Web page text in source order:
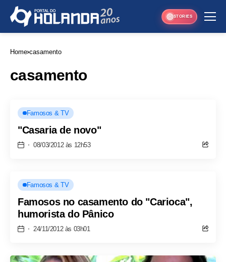
STORIES
Home casamento
casamento
Famosos & TV
"Casaria de novo"
08/03/2012 às 12h53
Famosos & TV
Famosos no casamento do "Carioca",
humorista do Pânico
24/11/2012 às 03h01